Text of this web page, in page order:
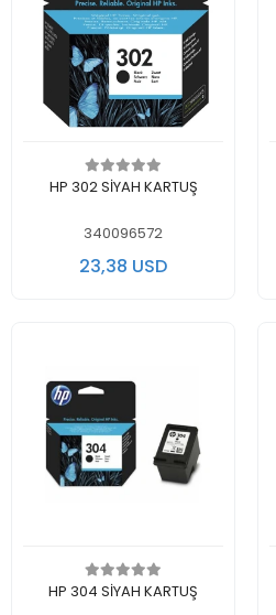
Add to cart
HP 302 SİYAH KARTUŞ
340096572
23,38 USD
Add to cart
HP 304 SİYAH KARTUŞ